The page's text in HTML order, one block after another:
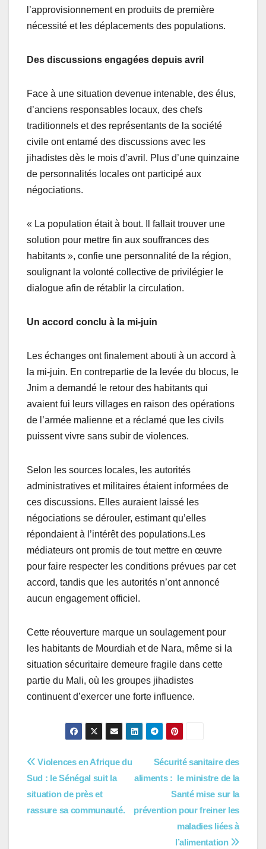
l’approvisionnement en produits de première
nécessité et les déplacements des populations.
Des discussions engagées depuis avril
Face à une situation devenue intenable, des élus,
d’anciens responsables locaux, des chefs
traditionnels et des représentants de la société
civile ont entamé des discussions avec les
jihadistes dès le mois d’avril. Plus d’une quinzaine
de personnalités locales ont participé aux
négociations.
« La population était à bout. Il fallait trouver une
solution pour mettre fin aux souffrances des
habitants », confie une personnalité de la région,
soulignant la volonté collective de privilégier le
dialogue afin de rétablir la circulation.
Un accord conclu à la mi-juin
Les échanges ont finalement abouti à un accord à
la mi-juin. En contrepartie de la levée du blocus, le
Jnim a demandé le retour des habitants qui
avaient fui leurs villages en raison des opérations
de l’armée malienne et a réclamé que les civils
puissent vivre sans subir de violences.
Selon les sources locales, les autorités
administratives et militaires étaient informées de
ces discussions. Elles auraient laissé les
négociations se dérouler, estimant qu’elles
répondaient à l’intérêt des populations.Les
médiateurs ont promis de tout mettre en œuvre
pour faire respecter les conditions prévues par cet
accord, tandis que les autorités n’ont annoncé
aucun engagement officiel.
Cette réouverture marque un soulagement pour
les habitants de Mourdiah et de Nara, même si la
situation sécuritaire demeure fragile dans cette
partie du Mali, où les groupes jihadistes
continuent d’exercer une forte influence.
Navigation
de
l’article
Sécurité sanitaire des
aliments : le ministre de la
Santé mise sur la
prévention pour freiner les
maladies liées à
l’alimentation
Violences en Afrique du
Sud : le Sénégal suit la
situation de près et
rassure sa communauté.